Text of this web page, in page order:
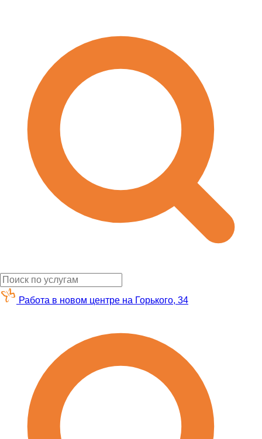
Работа в новом центре на Горького, 34